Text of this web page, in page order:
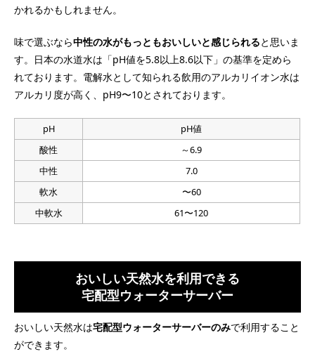
かれるかもしれません。
味で選ぶなら中性の水がもっともおいしいと感じられると思いま
す。日本の水道水は「pH値を5.8以上8.6以下」の基準を定めら
れております。電解水として知られる飲用のアルカリイオン水は
アルカリ度が高く、pH9〜10とされております。
pH
pH値
酸性
～6.9
中性
7.0
軟水
〜60
中軟水
61〜120
おいしい天然水を利用できる
宅配型ウォーターサーバー
おいしい天然水は宅配型ウォーターサーバーのみで利用すること
ができます。